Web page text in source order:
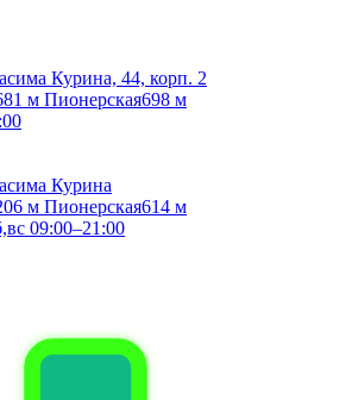
Курина, 44, корп. 2
м Пионерская698 м
Курина
м Пионерская614 м
09:00–21:00